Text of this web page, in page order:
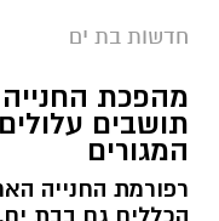
שבוצע בצעירה כבת 18 במלון דירות בעיר בת
עם קבלת הדיווח,
יחד עם חוקרי
חדשות בת ים
מהפכת
תושבים
המגורים
רפורמת החנייה